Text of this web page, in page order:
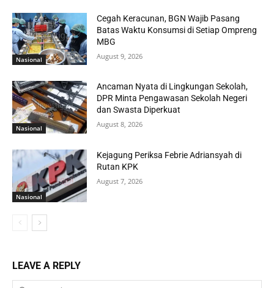
Nasional
Cegah Keracunan, BGN Wajib Pasang
Batas Waktu Konsumsi di Setiap Ompreng
MBG
August 9, 2026
Nasional
Ancaman Nyata di Lingkungan Sekolah,
DPR Minta Pengawasan Sekolah Negeri
dan Swasta Diperkuat
August 8, 2026
Nasional
Kejagung Periksa Febrie Adriansyah di
Rutan KPK
August 7, 2026
LEAVE A REPLY